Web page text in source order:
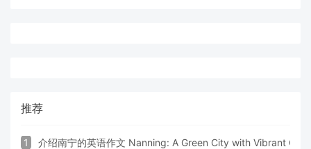
推荐
1 介绍南宁的英语作文 Nanning: A Green City with Vibrant